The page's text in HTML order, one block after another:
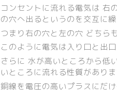
コンセントに流れる電気は 右
の穴へ出るというのを交互に
つまり右の穴と左の穴 どちら
このように電気は入り口と出
さらに 水が高いところから低
いところに流れる性質があり
銅線を電圧の高いプラスにだ